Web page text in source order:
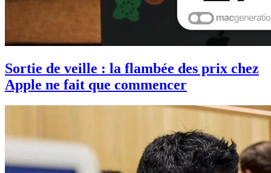
Sortie de veille : la flambée des prix chez
Apple ne fait que commencer